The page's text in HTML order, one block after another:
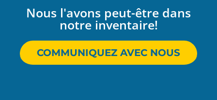
Nous l'avons peut-être dans
notre inventaire!
COMMUNIQUEZ AVEC NOUS